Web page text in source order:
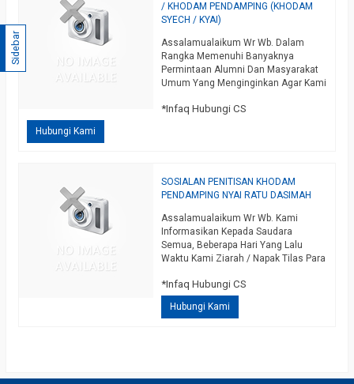
/ KHODAM PENDAMPING (KHODAM
SYECH / KYAI)
Assalamualaikum Wr Wb. Dalam
Rangka Memenuhi Banyaknya
Permintaan Alumni Dan Masyarakat
Umum Yang Menginginkan Agar Kami
Penitisan Khodam Pendamping,
Pendamping / Khodam Alam. Yang
Dimaksud Khodam Dalam Uraian Ini
Dari Dunia Ghaib Untuk…
selengkapnya
*Infaq Hubungi CS
Hubungi Kami
SOSIALAN PENITISAN KHODAM
PENDAMPING NYAI RATU DASIMAH
Assalamualaikum Wr Wb. Kami
Informasikan Kepada Saudara
Semua, Beberapa Hari Yang Lalu
Waktu Kami Ziarah / Napak Tilas Para
Menitiskan Salah Satu Khodam Yang
Kami Miliki, Yaitu Khodam
Pendamping Yang Bernama Nyai Ratu
…selengkapnya
*Infaq Hubungi CS
Hubungi Kami
Sidebar